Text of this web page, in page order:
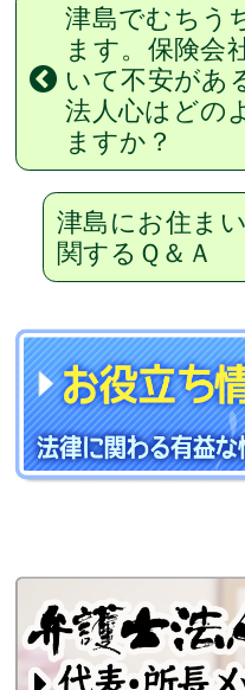
津島でむちう
ます。保険会
いて不安があ
法人心はどの
ますか？
津島にお住ま
関するＱ＆Ａ